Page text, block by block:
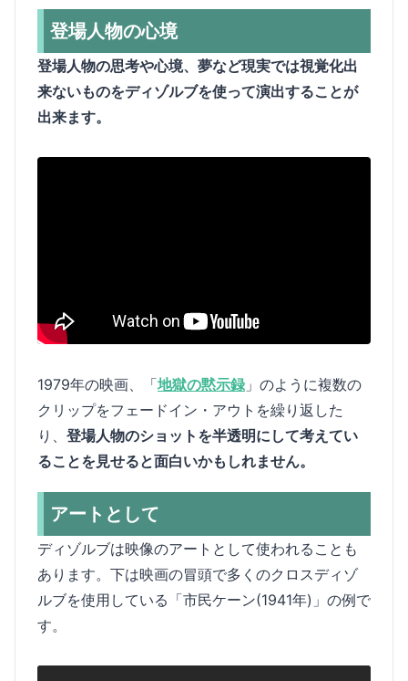
登場人物の心境
登場人物の思考や心境、夢など現実では視覚化出
来ないものをディゾルブを使って演出することが
出来ます。
1979年の映画、「地獄の黙示録 」のように複数の
クリップをフェードイン・アウトを繰り返した
り、 登場人物のショットを半透明にして考えてい
ることを見せると面白いかもしれません。
アートとして
ディゾルブは映像のアートとして使われることも
あります。下は映画の冒頭で多くのクロスディゾ
ルブを使用している「市民ケーン(1941年)」の例で
す。